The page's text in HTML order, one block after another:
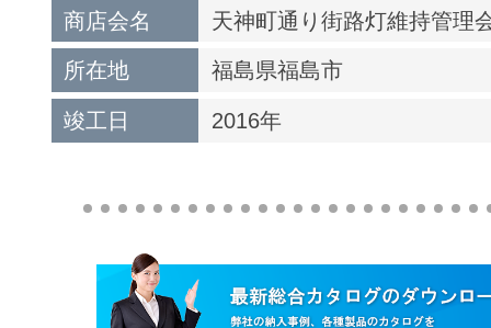
商店会名 天神町通り街路灯維持管理
所在地 福島県福島市
竣工日 2016年